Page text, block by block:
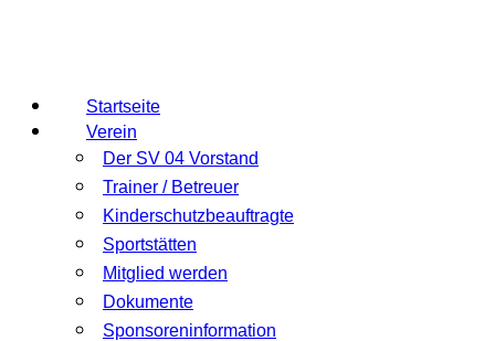
Startseite
Verein
Der SV 04 Vorstand
Trainer / Betreuer
Kinderschutzbeauftragte
Sportstätten
Mitglied werden
Dokumente
Sponsoreninformation